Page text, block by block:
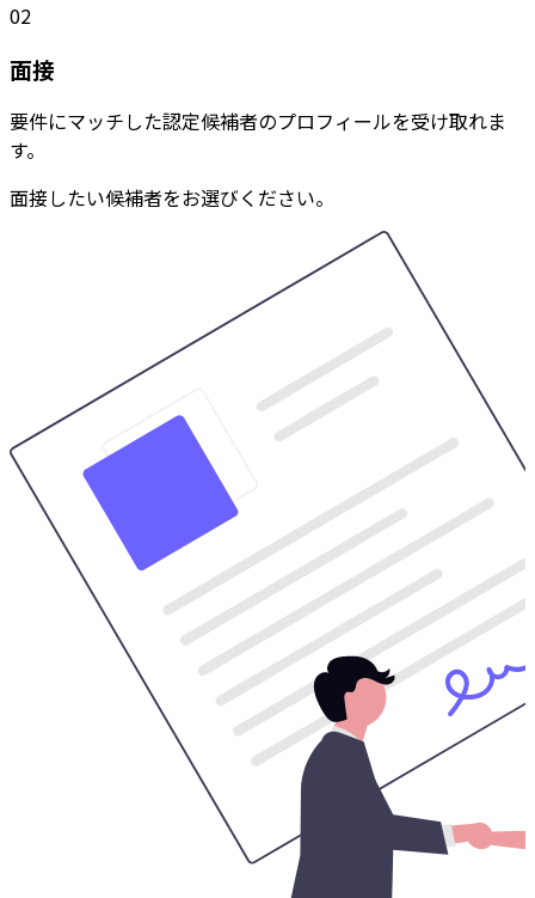
02
面接
要件にマッチした認定候補者のプロフィールを受け取れま
す。
面接したい候補者をお選びください。